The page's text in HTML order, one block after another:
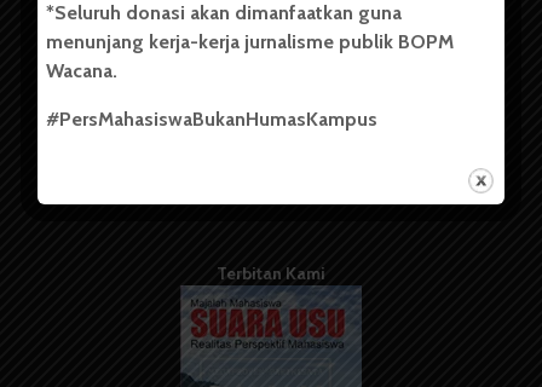
Info Iklan
Pedoman Media Siber
Kode Etik Jurnalistik
Terbitan Kami
*Seluruh donasi akan dimanfaatkan guna
menunjang kerja-kerja jurnalisme publik BOPM
Wacana.
#PersMahasiswaBukanHumasKampus